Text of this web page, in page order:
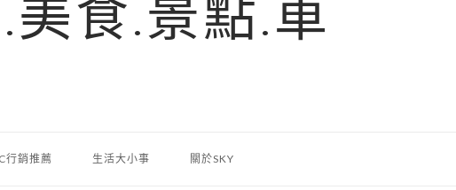
食.景點.車
行銷推薦 生活大小事 關於SKY